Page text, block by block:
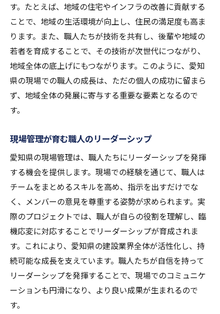
す。たとえば、地域の住宅やインフラの改善に貢献する
ことで、地域の生活環境が向上し、住民の満足度も高ま
ります。また、職人たちが技術を共有し、後輩や地域の
若者を育成することで、その技術が次世代につながり、
地域全体の底上げにもつながります。このように、愛知
県の現場での職人の成長は、ただの個人の成功に留まら
ず、地域全体の発展に寄与する重要な要素となるので
す。
現場管理が育む職人のリーダーシップ
愛知県の現場管理は、職人たちにリーダーシップを発揮
する機会を提供します。現場での経験を通じて、職人は
チームをまとめるスキルを高め、指示を出すだけでな
く、メンバーの意見を尊重する姿勢が求められます。実
際のプロジェクトでは、職人が自らの役割を理解し、臨
機応変に対応することでリーダーシップが育成されま
す。これにより、愛知県の建設業界全体が活性化し、持
続可能な成長を支えています。職人たちが自信を持って
リーダーシップを発揮することで、現場でのコミュニケ
ーションも円滑になり、より良い成果が生まれるので
す。